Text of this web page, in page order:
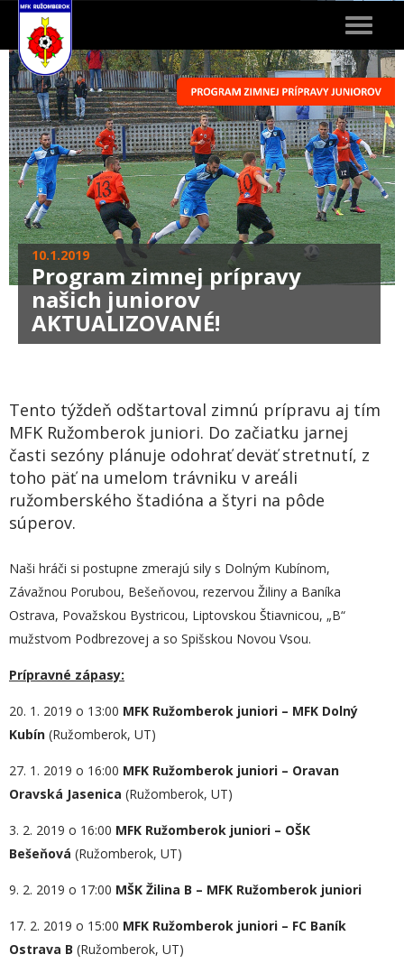
Toggle
10.1.2019
Program zimnej prípravy
našich juniorov
AKTUALIZOVANÉ!
Tento týždeň odštartoval zimnú prípravu aj tím
MFK Ružomberok juniori. Do začiatku jarnej
časti sezóny plánuje odohrať deväť stretnutí, z
toho päť na umelom trávniku v areáli
ružomberského štadióna a štyri na pôde
súperov.
Naši hráči si postupne zmerajú sily s Dolným Kubínom,
Závažnou Porubou, Bešeňovou, rezervou Žiliny a Baníka
Ostrava, Považskou Bystricou, Liptovskou Štiavnicou, „B“
mužstvom Podbrezovej a so Spišskou Novou Vsou.
Prípravné zápasy:
20. 1. 2019 o 13:00 MFK Ružomberok juniori – MFK Dolný
Kubín (Ružomberok, UT)
27. 1. 2019 o 16:00 MFK Ružomberok juniori – Oravan
Oravská Jasenica (Ružomberok, UT)
3. 2. 2019 o 16:00 MFK Ružomberok juniori – OŠK
Bešeňová (Ružomberok, UT)
9. 2. 2019 o 17:00 MŠK Žilina B – MFK Ružomberok juniori
17. 2. 2019 o 15:00 MFK Ružomberok juniori – FC Baník
Ostrava B (Ružomberok, UT)